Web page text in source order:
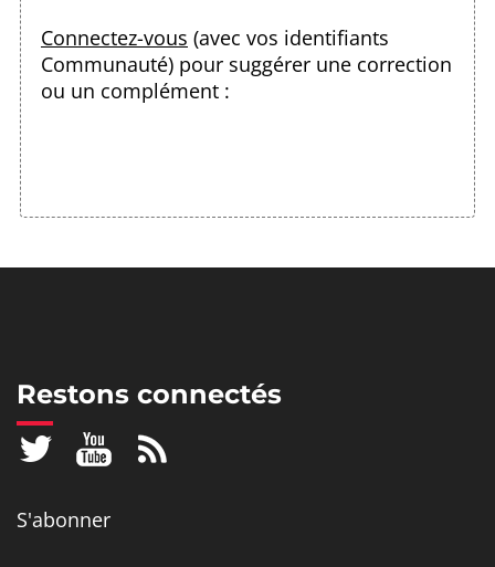
Connectez-vous (avec vos identifiants
Communauté) pour suggérer une correction
ou un complément :
Restons connectés
S'abonner